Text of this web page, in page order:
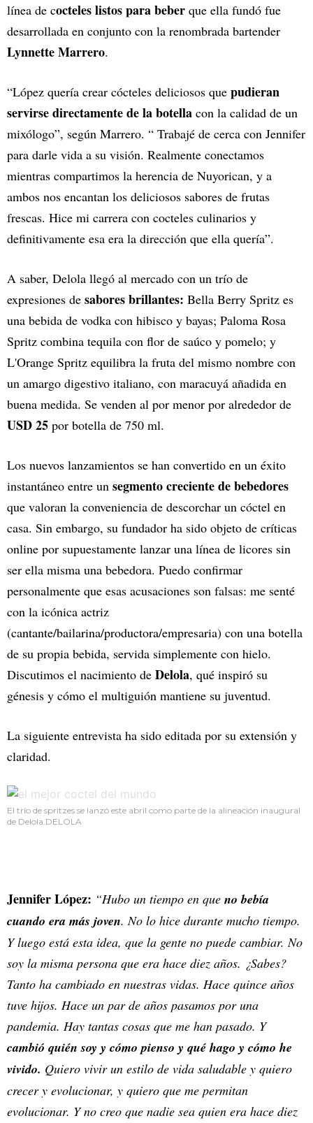
línea de cocteles listos para beber que ella fundó fue
desarrollada en conjunto con la renombrada bartender
Lynnette Marrero.
“López quería crear cócteles deliciosos que pudieran
servirse directamente de la botella con la calidad de un
mixólogo”, según Marrero. “ Trabajé de cerca con Jennifer
para darle vida a su visión. Realmente conectamos
mientras compartimos la herencia de Nuyorican, y a
ambos nos encantan los deliciosos sabores de frutas
frescas. Hice mi carrera con cocteles culinarios y
definitivamente esa era la dirección que ella quería”.
A saber, Delola llegó al mercado con un trío de
expresiones de sabores brillantes: Bella Berry Spritz es
una bebida de vodka con hibisco y bayas; Paloma Rosa
Spritz combina tequila con flor de saúco y pomelo; y
L'Orange Spritz equilibra la fruta del mismo nombre con
un amargo digestivo italiano, con maracuyá añadida en
buena medida. Se venden al por menor por alrededor de
USD 25 por botella de 750 ml.
Los nuevos lanzamientos se han convertido en un éxito
instantáneo entre un segmento creciente de bebedores
que valoran la conveniencia de descorchar un cóctel en
casa. Sin embargo, su fundador ha sido objeto de críticas
online por supuestamente lanzar una línea de licores sin
ser ella misma una bebedora. Puedo confirmar
personalmente que esas acusaciones son falsas: me senté
con la icónica actriz
(cantante/bailarina/productora/empresaria) con una botella
de su propia bebida, servida simplemente con hielo.
Discutimos el nacimiento de Delola, qué inspiró su
génesis y cómo el multiguión mantiene su juventud.
La siguiente entrevista ha sido editada por su extensión y
claridad.
El trío de spritzes se lanzó este abril como parte de la alineación inaugural
de Delola.DELOLA
Jennifer López: “Hubo un tiempo en que no bebía
cuando era más joven. No lo hice durante mucho tiempo.
Y luego está esta idea, que la gente no puede cambiar. No
soy la misma persona que era hace diez años. ¿Sabes?
Tanto ha cambiado en nuestras vidas. Hace quince años
tuve hijos. Hace un par de años pasamos por una
pandemia. Hay tantas cosas que me han pasado. Y
cambió quién soy y cómo pienso y qué hago y cómo he
vivido. Quiero vivir un estilo de vida saludable y quiero
crecer y evolucionar, y quiero que me permitan
evolucionar. Y no creo que nadie sea quien era hace diez